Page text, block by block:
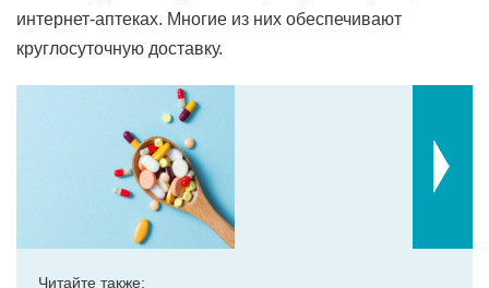
интернет-аптеках. Многие из них обеспечивают
круглосуточную доставку.
Читайте также: